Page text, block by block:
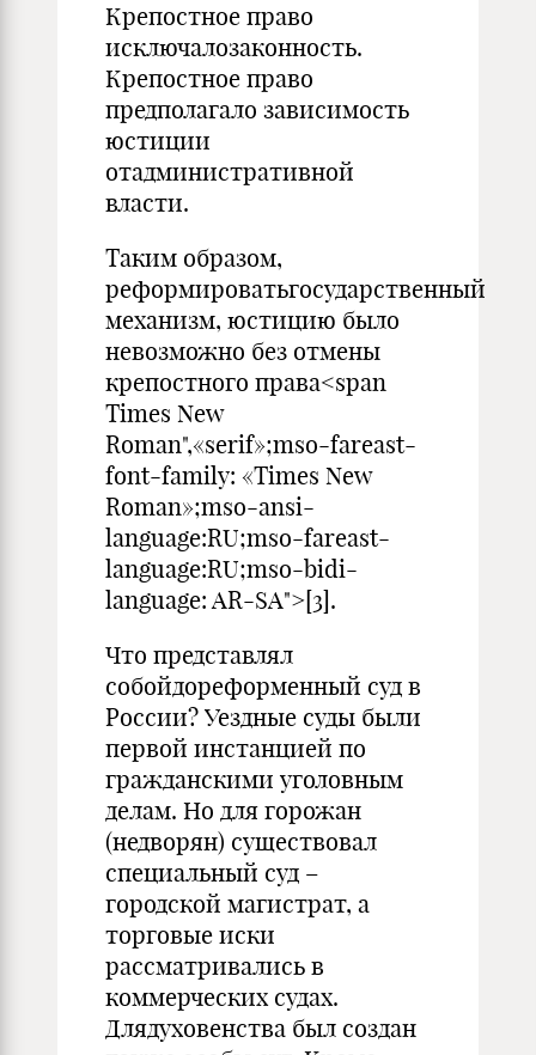
Крепостное право
исключалозаконность.
Крепостное право
предполагало зависимость
юстиции
отадминистративной
власти.
Таким образом,
реформироватьгосударственный
механизм, юстицию было
невозможно без отмены
крепостного права<span
Times New
Roman",«serif»;mso-fareast-
font-family: «Times New
Roman»;mso-ansi-
language:RU;mso-fareast-
language:RU;mso-bidi-
language: AR-SA">[3].
Что представлял
собойдореформенный суд в
России? Уездные суды были
первой инстанцией по
гражданскими уголовным
делам. Но для горожан
(недворян) существовал
специальный суд –
городской магистрат, а
торговые иски
рассматривались в
коммерческих судах.
Длядуховенства был создан